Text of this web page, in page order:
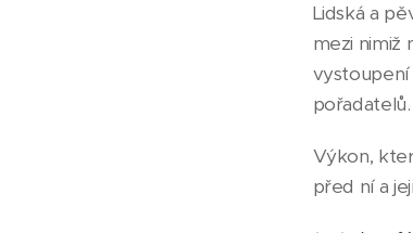
Lidská a
mezi nimiž
vystoupení
pořadatelů.
Výkon,
před ní a